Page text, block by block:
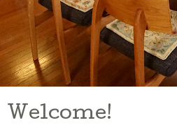
Welcome!